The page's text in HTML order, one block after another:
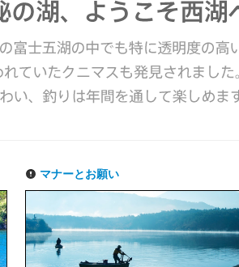
マナーとお願い